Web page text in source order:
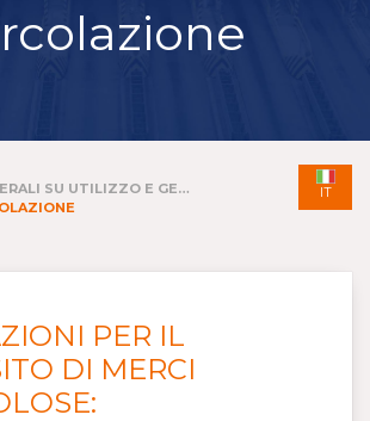
INFORMAZIONI GENERALI SU UTILIZZO E GESTIONE DELL'INFRASTRUTTURA E DEI SERVIZI
IT
PER IL
DI MERCI